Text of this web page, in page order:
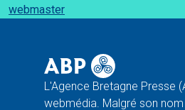
webmaster
L'Agence Bretagne Presse
webmédia. Malgré son